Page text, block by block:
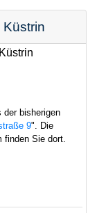
Küstrin
der bisherigen
9". Die
finden Sie dort.